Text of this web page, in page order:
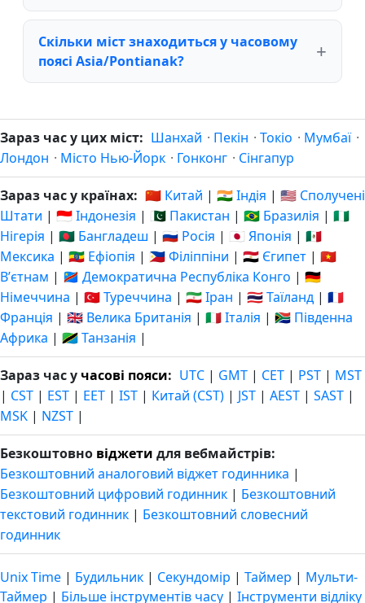
Скільки міст знаходиться у часовому
поясі Asia/Pontianak?
Зараз час у цих міст: Шанхай · Пекін · Токіо · Мумбаї ·
Лондон · Місто Нью-Йорк · Гонконг · Сінгапур
Зараз час у країнах: 🇨🇳 Китай | 🇮🇳 Індія | 🇺🇸 Сполучені
Штати | 🇮🇩 Індонезія | 🇵🇰 Пакистан | 🇧🇷 Бразилія | 🇳🇬
Нігерія | 🇧🇩 Бангладеш | 🇷🇺 Росія | 🇯🇵 Японія | 🇲🇽
Мексика | 🇪🇹 Ефіопія | 🇵🇭 Філіппіни | 🇪🇬 Єгипет | 🇻🇳
Вʼєтнам | 🇨🇩 Демократична Республіка Конго | 🇩🇪
Німеччина | 🇹🇷 Туреччина | 🇮🇷 Іран | 🇹🇭 Таїланд | 🇫🇷
Франція | 🇬🇧 Велика Британія | 🇮🇹 Італія | 🇿🇦 Південна
Африка | 🇹🇿 Танзанія |
Зараз час у часові пояси: UTC | GMT | CET | PST | MST
| CST | EST | EET | IST | Китай (CST) | JST | AEST | SAST |
MSK | NZST |
Безкоштовно віджети для вебмайстрів:
Безкоштовний аналоговий віджет годинника |
Безкоштовний цифровий годинник | Безкоштовний
текстовий годинник | Безкоштовний словесний
годинник
Unix Time | Будильник | Секундомір | Таймер | Мульти-
Таймер | Більше інструментів часу | Інструменти відліку